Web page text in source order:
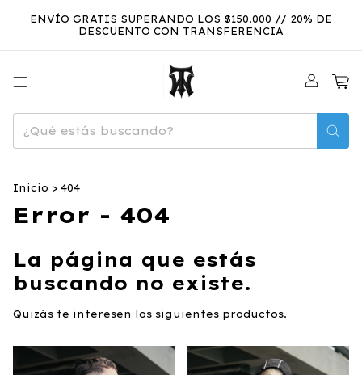
ENVÍO GRATIS SUPERANDO LOS $150.000 // 20% DE
DESCUENTO CON TRANSFERENCIA
Inicio > 404
Error - 404
La página que estás
buscando no existe.
Quizás te interesen los siguientes productos.